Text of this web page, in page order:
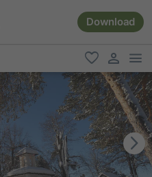
Download
favoriti
user link